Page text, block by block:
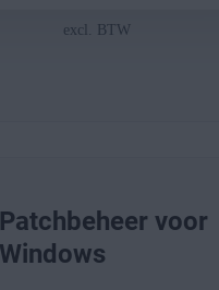
excl. BTW
Patchbeheer voor
Windows